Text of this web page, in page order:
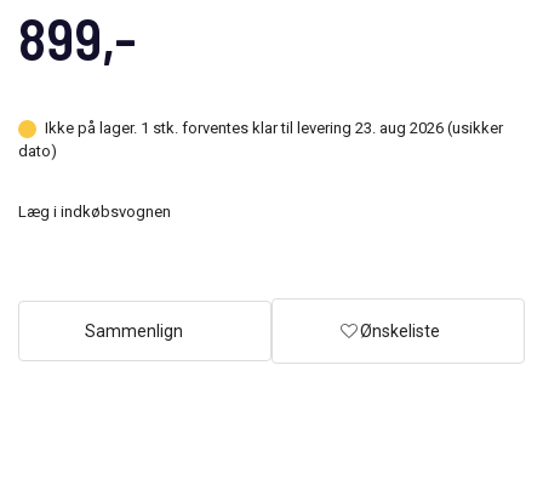
899,-
Ikke på lager. 1 stk. forventes klar til levering 23. aug 2026 (usikker
dato)
Læg i indkøbsvognen
Sammenlign Ønskeliste